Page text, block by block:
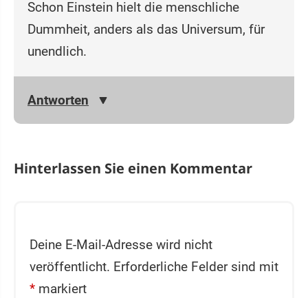
Schon Einstein hielt die menschliche
Dummheit, anders als das Universum, für
unendlich.
Antworten
Hinterlassen Sie einen Kommentar
Deine E-Mail-Adresse wird nicht
veröffentlicht. Erforderliche Felder sind mit
* markiert